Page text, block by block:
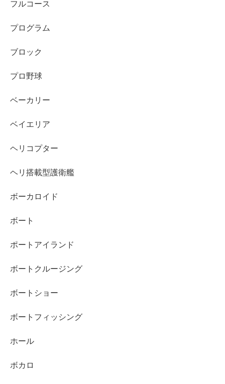
フルコース
プログラム
ブロック
プロ野球
ベーカリー
ベイエリア
ヘリコプター
ヘリ搭載型護衛艦
ボーカロイド
ボート
ポートアイランド
ボートクルージング
ボートショー
ボートフィッシング
ホール
ボカロ